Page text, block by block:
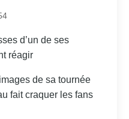
d’un de ses
réagir
de sa tournée
fait craquer les fans